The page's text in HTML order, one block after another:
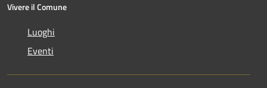
Vivere il Comune
Luoghi
Eventi